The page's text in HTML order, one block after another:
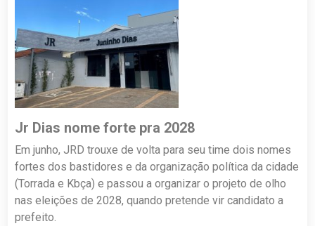
Jr Dias nome forte pra 2028
Em junho, JRD trouxe de volta para seu time dois nomes
fortes dos bastidores e da organização política da cidade
(Torrada e Kbça) e passou a organizar o projeto de olho
nas eleições de 2028, quando pretende vir candidato a
prefeito.